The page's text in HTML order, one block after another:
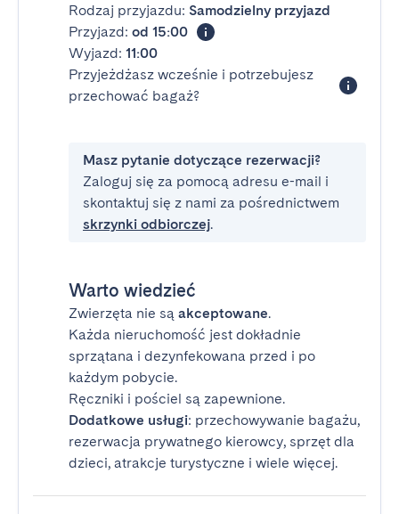
Rodzaj przyjazdu: Samodzielny przyjazd
Przyjazd: od 15:00
Wyjazd: 11:00
Przyjeżdżasz wcześnie i potrzebujesz
przechować bagaż?
Masz pytanie dotyczące rezerwacji?
Zaloguj się za pomocą adresu e-mail i
skontaktuj się z nami za pośrednictwem
skrzynki odbiorczej.
Warto wiedzieć
Zwierzęta nie są akceptowane.
Każda nieruchomość jest dokładnie
sprzątana i dezynfekowana przed i po
każdym pobycie.
Ręczniki i pościel są zapewnione.
Dodatkowe usługi: przechowywanie bagażu,
rezerwacja prywatnego kierowcy, sprzęt dla
dzieci, atrakcje turystyczne i wiele więcej.